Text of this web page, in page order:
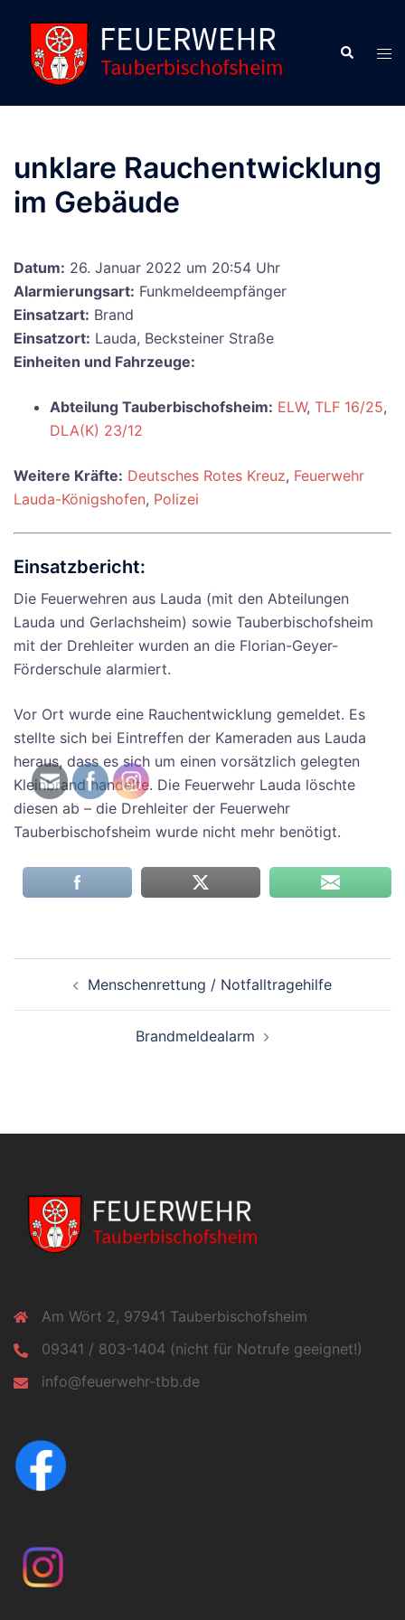
Inhalt
springen
Suche
unklare Rauchentwicklung
im Gebäude
Datum: 26. Januar 2022 um 20:54 Uhr
Alarmierungsart: Funkmeldeempfänger
Einsatzart: Brand
Einsatzort: Lauda, Becksteiner Straße
Einheiten und Fahrzeuge:
Abteilung Tauberbischofsheim: ELW, TLF 16/25,
DLA(K) 23/12
Weitere Kräfte: Deutsches Rotes Kreuz, Feuerwehr
Lauda-Königshofen, Polizei
Einsatzbericht:
Die Feuerwehren aus Lauda (mit den Abteilungen
Lauda und Gerlachsheim) sowie Tauberbischofsheim
mit der Drehleiter wurden an die Florian-Geyer-
Förderschule alarmiert.
Vor Ort wurde eine Rauchentwicklung gemeldet. Es
stellte sich bei Eintreffen der Kameraden aus Lauda
heraus, dass es sich um einen vorsätzlich gelegten
Kleinbrand handelte. Die Feuerwehr Lauda löschte
diesen ab – die Drehleiter der Feuerwehr
Tauberbischofsheim wurde nicht mehr benötigt.
Menschenrettung / Notfalltragehilfe
Brandmeldealarm
Am Wört 2, 97941 Tauberbischofsheim
09341 / 803-1404 (nicht für Notrufe geeignet!)
info@feuerwehr-tbb.de